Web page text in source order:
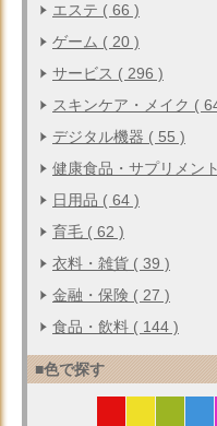
エステ ( 66 )
ゲーム ( 20 )
サービス ( 296 )
スキンケア・メイク (
デジタル機器 ( 55 )
健康食品・サプリメン
日用品 ( 64 )
育毛 ( 62 )
衣料・雑貨 ( 39 )
金融・保険 ( 27 )
食品・飲料 ( 144 )
■色で探す